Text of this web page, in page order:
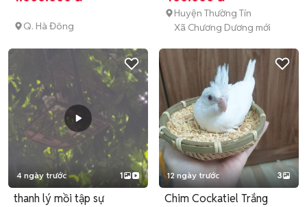
Q. Hà Đông
Huyện Thường Tín
Xã Chương Dương mới
4 ngày trước 1
thanh lý mồi tập sự
12 ngày trước 3
Chim Cockatiel Trắng